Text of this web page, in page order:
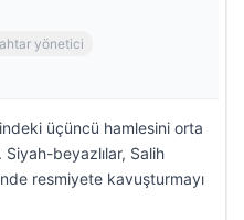
yönetici
üçüncü hamlesini orta
Siyah-beyazlılar, Salih
resmiyete kavuşturmayı